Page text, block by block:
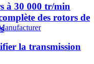
à 30 000 tr/min
des rotors de
la transmission